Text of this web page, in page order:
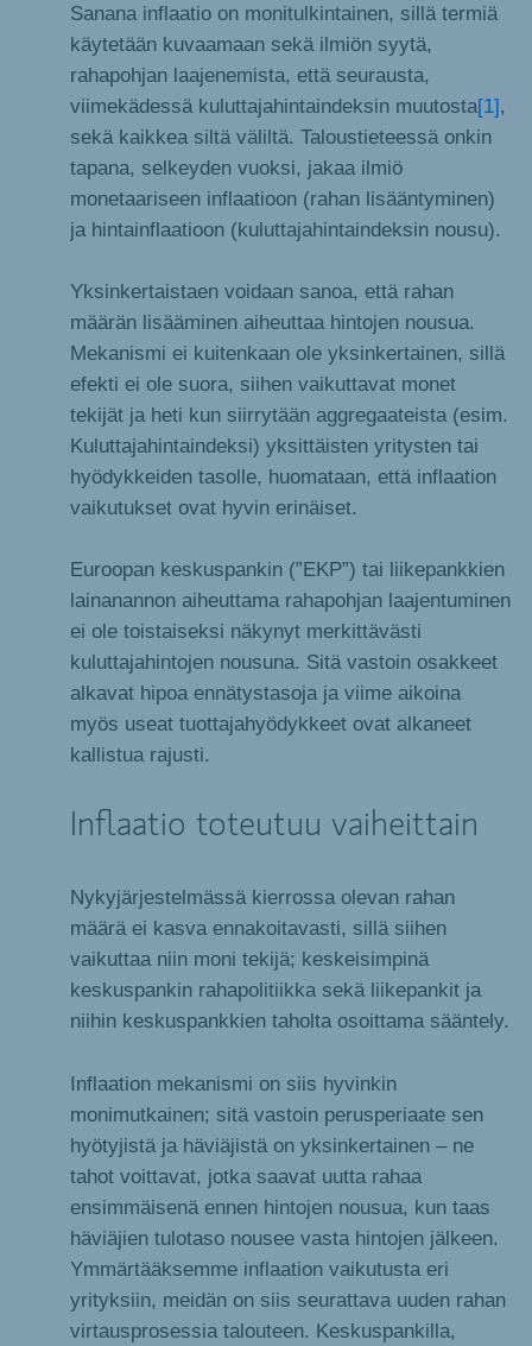
Sanana inflaatio on monitulkintainen, sillä termiä
käytetään kuvaamaan sekä ilmiön syytä,
rahapohjan laajenemista, että seurausta,
viimekädessä kuluttajahintaindeksin muutosta[1],
sekä kaikkea siltä väliltä. Taloustieteessä onkin
tapana, selkeyden vuoksi, jakaa ilmiö
monetaariseen inflaatioon (rahan lisääntyminen)
ja hintainflaatioon (kuluttajahintaindeksin nousu).
Yksinkertaistaen voidaan sanoa, että rahan
määrän lisääminen aiheuttaa hintojen nousua.
Mekanismi ei kuitenkaan ole yksinkertainen, sillä
efekti ei ole suora, siihen vaikuttavat monet
tekijät ja heti kun siirrytään aggregaateista (esim.
Kuluttajahintaindeksi) yksittäisten yritysten tai
hyödykkeiden tasolle, huomataan, että inflaation
vaikutukset ovat hyvin erinäiset.
Euroopan keskuspankin (”EKP”) tai liikepankkien
lainanannon aiheuttama rahapohjan laajentuminen
ei ole toistaiseksi näkynyt merkittävästi
kuluttajahintojen nousuna. Sitä vastoin osakkeet
alkavat hipoa ennätystasoja ja viime aikoina
myös useat tuottajahyödykkeet ovat alkaneet
kallistua rajusti.
Inflaatio toteutuu vaiheittain
Nykyjärjestelmässä kierrossa olevan rahan
määrä ei kasva ennakoitavasti, sillä siihen
vaikuttaa niin moni tekijä; keskeisimpinä
keskuspankin rahapolitiikka sekä liikepankit ja
niihin keskuspankkien taholta osoittama sääntely.
Inflaation mekanismi on siis hyvinkin
monimutkainen; sitä vastoin perusperiaate sen
hyötyjistä ja häviäjistä on yksinkertainen – ne
tahot voittavat, jotka saavat uutta rahaa
ensimmäisenä ennen hintojen nousua, kun taas
häviäjien tulotaso nousee vasta hintojen jälkeen.
Ymmärtääksemme inflaation vaikutusta eri
yrityksiin, meidän on siis seurattava uuden rahan
virtausprosessia talouteen. Keskuspankilla,